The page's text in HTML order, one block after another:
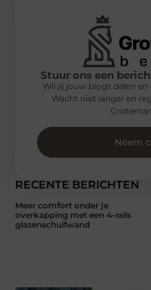
RECENTE BERICHTEN
Meer comfort onder je
overkapping met een 4-rails
glazenschuifwand
Stuur ons een
Wil jij jouw blogs delen
Wacht niet langer en
Neem